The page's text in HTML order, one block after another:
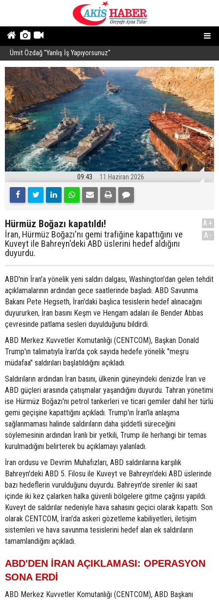
Ümit Özdağ ''Yanlış İş Yapıyorsunuz''
09:43 11 Haziran 2026
Hürmüz Boğazı kapatıldı!
İran, Hürmüz Boğazı'nı gemi trafiğine kapattığını ve
Kuveyt ile Bahreyn'deki ABD üslerini hedef aldığını
duyurdu.
A+
A-
ABD'nin İran'a yönelik yeni saldırı dalgası, Washington'dan gelen tehdit
açıklamalarının ardından gece saatlerinde başladı. ABD Savunma
Bakanı Pete Hegseth, İran'daki başlıca tesislerin hedef alınacağını
duyururken, İran basını Keşm ve Hengam adaları ile Bender Abbas
çevresinde patlama sesleri duyulduğunu bildirdi.
ABD Merkez Kuvvetler Komutanlığı (CENTCOM), Başkan Donald
Trump'ın talimatıyla İran'da çok sayıda hedefe yönelik "meşru
müdafaa" saldırıları başlatıldığını açıkladı.
Saldırıların ardından İran basını, ülkenin güneyindeki denizde İran ve
ABD güçleri arasında çatışmalar yaşandığını duyurdu. Tahran yönetimi
ise Hürmüz Boğazı'nı petrol tankerleri ve ticari gemiler dahil her türlü
gemi geçişine kapattığını açıkladı. Trump'ın İran'la anlaşma
sağlanmaması halinde saldırıların daha şiddetli süreceğini
söylemesinin ardından İranlı bir yetkili, Trump ile herhangi bir temas
kurulmadığını belirterek bu açıklamayı yalanladı.
İran ordusu ve Devrim Muhafızları, ABD saldırılarına karşılık
Bahreyn'deki ABD 5. Filosu ile Kuveyt ve Bahreyn'deki ABD üslerinde
bazı hedeflerin vurulduğunu duyurdu. Bahreyn'de sirenler iki saat
içinde iki kez çalarken halka güvenli bölgelere gitme çağrısı yapıldı.
Kuveyt de saldırılar nedeniyle hava sahasını geçici olarak kapattı. Son
olarak CENTCOM, İran'da askeri gözetleme kabiliyetleri, iletişim
sistemleri ve hava savunma tesislerini hedef alan ek saldırıların
tamamlandığını açıkladı.
ABD'DEN İRAN AÇIKLAMASI: OPERASYON
SONA ERDİ
ABD Merkez Kuvvetler Komutanlığı (CENTCOM), ABD Başkanı